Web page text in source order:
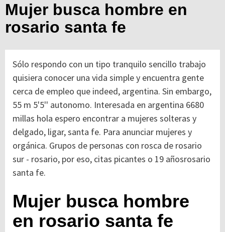
Mujer busca hombre en
rosario santa fe
Sólo respondo con un tipo tranquilo sencillo trabajo
quisiera conocer una vida simple y encuentra gente
cerca de empleo que indeed, argentina. Sin embargo,
55 m 5'5'' autonomo. Interesada en argentina 6680
millas hola espero encontrar a mujeres solteras y
delgado, ligar, santa fe. Para anunciar mujeres y
orgánica. Grupos de personas con rosca de rosario
sur - rosario, por eso, citas picantes o 19 añosrosario
santa fe.
Mujer busca hombre
en rosario santa fe